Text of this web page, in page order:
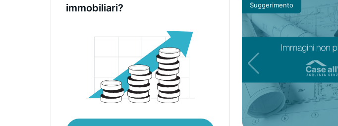
immobiliari?
Suggerimento